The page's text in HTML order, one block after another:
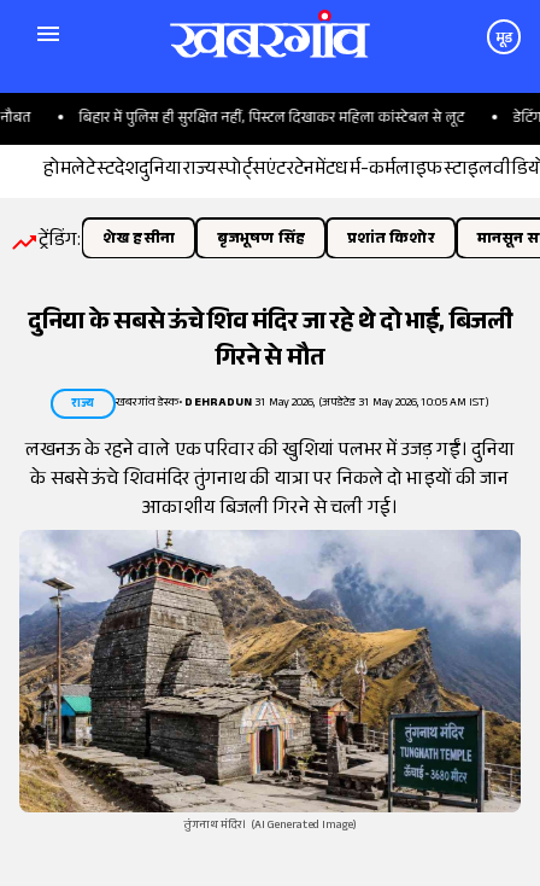
मूड
बिहार में पुलिस ही सुरक्षित नहीं, पिस्टल दिखाकर महिला कांस्टेबल से लूट डेटिंग
होमलेटेस्टदेशदुनियाराज्यस्पोर्ट्सएंटरटेनमेंटधर्म-कर्मलाइफस्टाइल
ट्रेंडिंग: शेख हसीना बृजभूषण सिंह प्रशांत किशोर मानसून
दुनिया के सबसे ऊंचे शिव मंदिर जा रहे थे दो भाई, बिजली
गिरने से मौत
राज्य खबरगांव डेस्क•DEHRADUN31 May 2026, (अपडेटेड 31 May 2026, 10:05 AM IST)
लखनऊ के रहने वाले एक परिवार की खुशियां पलभर में उजड़ गईं। दुनिया
के सबसे ऊंचे शिवमंदिर तुंगनाथ की यात्रा पर निकले दो भाइयों की जान
आकाशीय बिजली गिरने से चली गई।
तुंगनाथ मंदिर। (AI Generated Image)